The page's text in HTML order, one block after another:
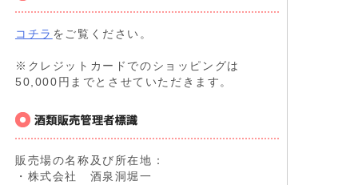
コチラ をご覧ください。
※クレジットカードでのショッピングは
50,000円までとさせていただきます。
販売場の名称及び所在地：
・株式会社 酒泉洞堀一